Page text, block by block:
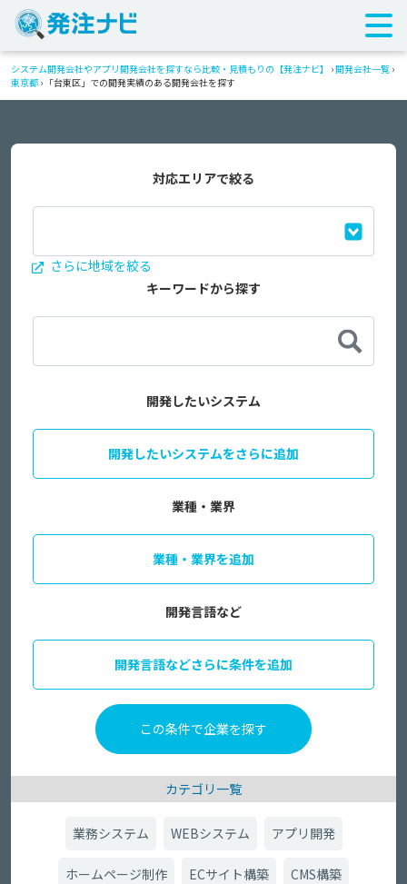
システム開発会社やアプリ開発会社を探すなら比較・見積もりの【発注ナビ】 ›開発会社一覧 ›
東京都 › 「台東区」での開発実績のある開発会社を探す
対応エリアで絞る
さらに地域を絞る
キーワードから探す
開発したいシステム
開発したいシステムをさらに追加
業種・業界
業種・業界を追加
開発言語など
開発言語などさらに条件を追加
カテゴリ一覧
業務システム WEBシステム アプリ開発
ホームページ制作 ECサイト構築 CMS構築